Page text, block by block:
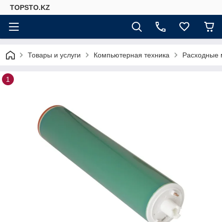
TOPSTO.KZ
Товары и услуги Компьютерная техника Расходные
1